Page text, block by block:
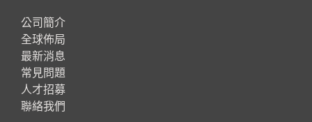
公司簡介
全球佈局
最新消息
常見問題
人才招募
聯絡我們